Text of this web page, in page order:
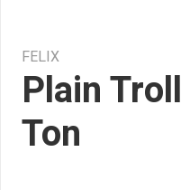
FELIX
Plain
Ton